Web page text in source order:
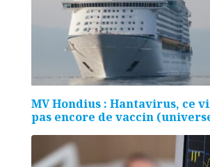
MV Hondius : Hantavirus, ce
pas encore de vaccin